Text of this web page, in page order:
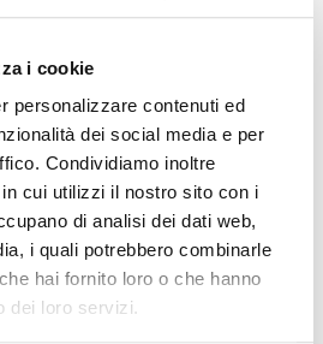
i cookie
personalizzare contenuti ed
dei social media e per
Condividiamo inoltre
cui utilizzi il nostro sito con i
di analisi dei dati web,
i quali potrebbero combinarle
hai fornito loro o che hanno
dei loro servizi.
1 U20
0-1 con un gran diagonale
per il jolly della nostra
nel finale negli ultimi assalti dei